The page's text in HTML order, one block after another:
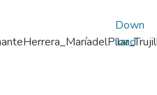
Down
load